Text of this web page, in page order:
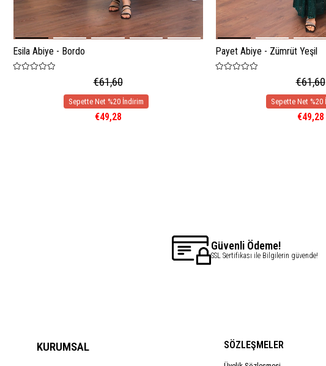
Esila Abiye - Bordo
€61,60
€49,28
Payet Abiye - Zümrüt Yeşil
€61,60
€49,28
Güvenli Ödeme!
SSL Sertifikası ile Bilgilerin güvende!
KURUMSAL SÖZLEŞMELER